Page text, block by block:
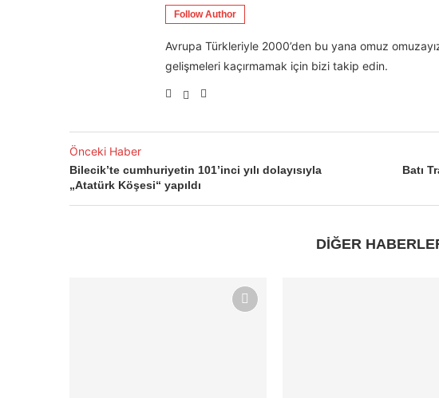
Follow Author
Avrupa Türkleriyle 2000’den bu yana omuz
gelişmeleri kaçırmamak için bizi takip edin.
Önceki Haber
Bilecik’te cumhuriyetin 101’inci yılı dolayısıyla
„Atatürk Köşesi“ yapıldı
Batı
DİĞER